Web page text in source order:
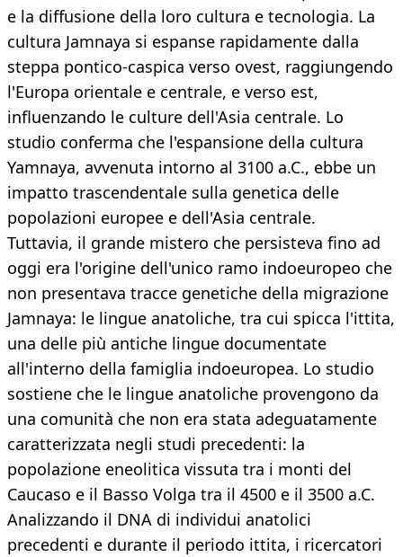
e la diffusione della loro cultura e tecnologia. La
cultura Jamnaya si espanse rapidamente dalla
steppa pontico-caspica verso ovest, raggiungendo
l'Europa orientale e centrale, e verso est,
influenzando le culture dell'Asia centrale. Lo
studio conferma che l'espansione della cultura
Yamnaya, avvenuta intorno al 3100 a.C., ebbe un
impatto trascendentale sulla genetica delle
popolazioni europee e dell'Asia centrale.
Tuttavia, il grande mistero che persisteva fino ad
oggi era l'origine dell'unico ramo indoeuropeo che
non presentava tracce genetiche della migrazione
Jamnaya: le lingue anatoliche, tra cui spicca l'ittita,
una delle più antiche lingue documentate
all'interno della famiglia indoeuropea. Lo studio
sostiene che le lingue anatoliche provengono da
una comunità che non era stata adeguatamente
caratterizzata negli studi precedenti: la
popolazione eneolitica vissuta tra i monti del
Caucaso e il Basso Volga tra il 4500 e il 3500 a.C.
Analizzando il DNA di individui anatolici
precedenti e durante il periodo ittita, i ricercatori